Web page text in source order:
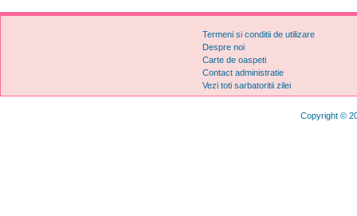
Termeni si conditii de utilizare
Despre noi
Carte de oaspeti
Contact administratie
Vezi toti sarbatoritii zilei
Copyright ©